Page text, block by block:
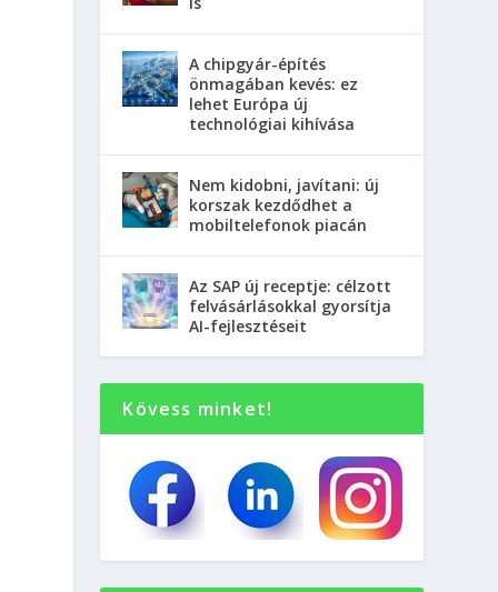
A chipgyár-építés
önmagában kevés: ez
lehet Európa új
technológiai kihívása
Nem kidobni, javítani: új
korszak kezdődhet a
mobiltelefonok piacán
Az SAP új receptje: célzott
felvásárlásokkal gyorsítja
AI-fejlesztéseit
Kövess minket!